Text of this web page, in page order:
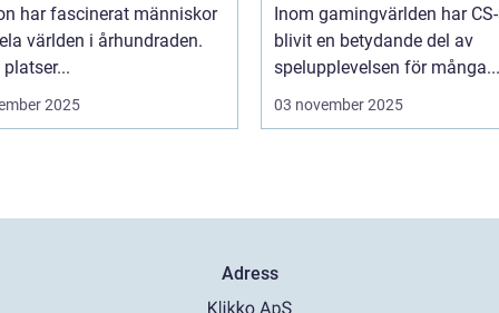
har fascinerat människor
världen i århundraden.
2025
Inom gamingvärlden har
blivit en betydande del av
spelupplevelsen för många...
03 november 2025
Adress